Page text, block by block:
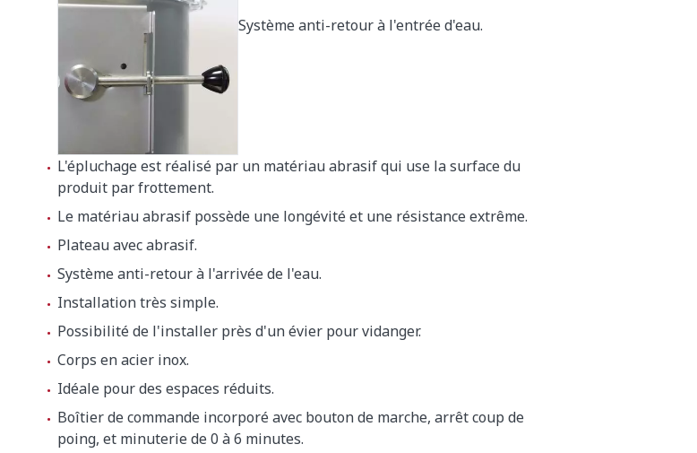
Vitesse du plateau
Poids net
Poid brut
Système anti-retour à l'entrée d'eau.
L'épluchage est réalisé par un matériau abrasif qui use la surface du
produit par frottement.
Le matériau abrasif possède une longévité et une résistance extrême.
Plateau avec abrasif.
Système anti-retour à l'arrivée de l'eau.
Installation très simple.
Possibilité de l'installer près d'un évier pour vidanger.
Corps en acier inox.
Idéale pour des espaces réduits.
Boîtier de commande incorporé avec bouton de marche, arrêt coup de
poing, et minuterie de 0 à 6 minutes.